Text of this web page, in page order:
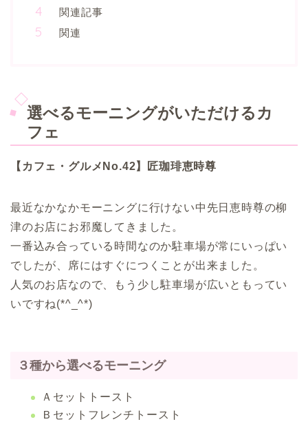
関連記事
関連
選べるモーニングがいただけるカ
フェ
【カフェ・グルメNo.42】匠珈琲恵時尊
最近なかなかモーニングに行けない中先日恵時尊の柳
津のお店にお邪魔してきました。
一番込み合っている時間なのか駐車場が常にいっぱい
でしたが、席にはすぐにつくことが出来ました。
人気のお店なので、もう少し駐車場が広いともってい
いですね(*^_^*)
３種から選べるモーニング
Ａセットトースト
Ｂセットフレンチトースト